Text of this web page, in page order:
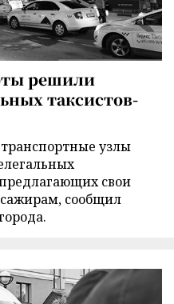
решили
таксистов-
узлы
свои
сообщил